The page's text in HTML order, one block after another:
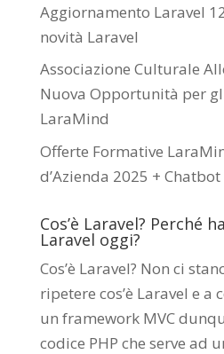
Aggiornamento Laravel
novità Laravel
Associazione Culturale
Nuova Opportunità per
LaraMind
Offerte Formative
d’Azienda 2025 +
Cos’è Laravel? Perché
Laravel oggi?
Cos’è Laravel? Non ci
ripetere cos’è Laravel e a
un framework MVC
codice PHP che serve ad